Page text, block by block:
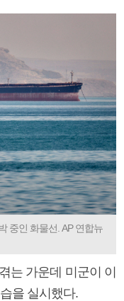
중인 화물선. AP 연합뉴
는 가운데 미군이 이
을 실시했다.